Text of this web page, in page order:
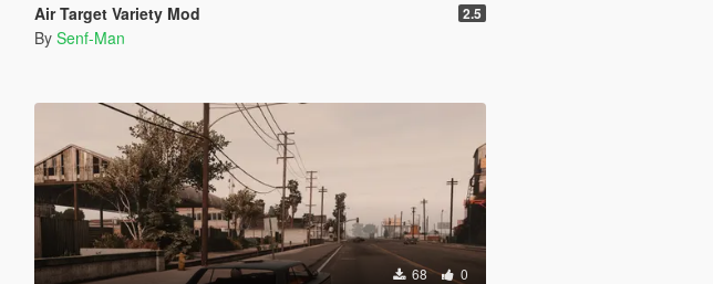
Air Target Variety Mod 2.5
By Senf-Man
68 0